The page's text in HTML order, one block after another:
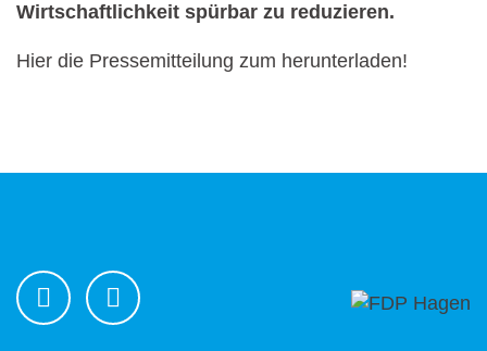
Wirtschaftlichkeit spürbar zu reduzieren.
Hier die Pressemitteilung zum herunterladen!